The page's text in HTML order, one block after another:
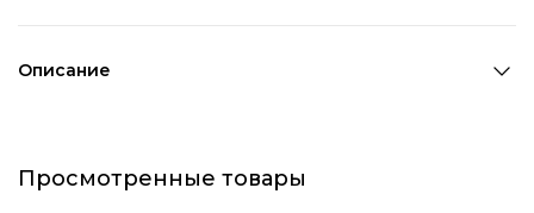
Диаметр:11,6 см
Описание
красоту вашей прически. Такой аксессуар отлично
Просмотренные товары